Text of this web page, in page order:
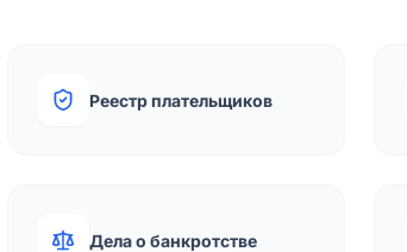
Реестр плательщиков
Дела о банкротстве